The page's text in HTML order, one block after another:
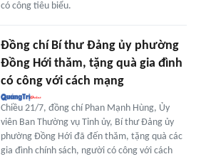
có công tiêu biểu.
Đồng chí Bí thư Đảng ủy phường
Đồng Hới thăm, tặng quà gia đình
có công với cách mạng
Chiều 21/7, đồng chí Phan Mạnh Hùng, Ủy
viên Ban Thường vụ Tỉnh ủy, Bí thư Đảng ủy
phường Đồng Hới đã đến thăm, tặng quà các
gia đình chính sách, người có công với cách